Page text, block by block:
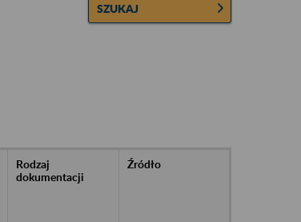
SZUKAJ
Rodzaj
dokumentacji
Źródło